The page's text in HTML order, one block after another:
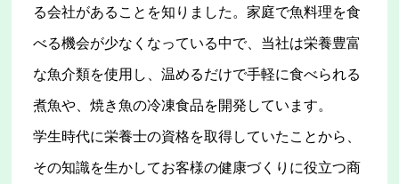
る会社があることを知りました。家庭で魚料理を食
べる機会が少なくなっている中で、当社は栄養豊富
な魚介類を使用し、温めるだけで手軽に食べられる
煮魚や、焼き魚の冷凍食品を開発しています。
学生時代に栄養士の資格を取得していたことから、
その知識を生かしてお客様の健康づくりに役立つ商